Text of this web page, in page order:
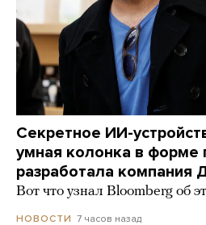
Секретное ИИ-
умная колонка в форме
разработала компания
Вот что узнал Bloomberg об
НОВОСТИ 7 часов назад